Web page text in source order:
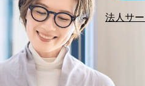
法人サ